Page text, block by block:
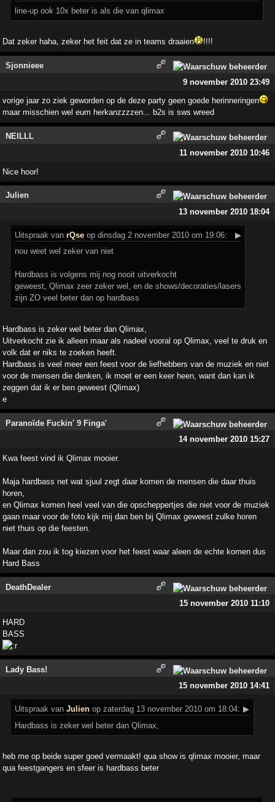
line-up ook 10x beter is als die van qlimax
Dat zeker haha, zeker het feit dat ze in teams draaien !!!!
Sjonnieee
9 november 2010 23:49
vorige jaar zo ziek geworden op de deze party geen goede herinneringen
maar misschien wel eum herkanzzzzen... b2s is sws wreed
NEILLL
11 november 2010 10:46
Nice hoor!
Julien
13 november 2010 18:04
Uitspraak vanrQse op dinsdag 2 november 2010 om 19:06:
▶
nou weet wel zeker van niet
Hardbass is volgens mij nog nooit uitverkocht
geweest, Qlimax zeer zeker wel, en de shows/decoraties/lasers
zijn ZO veel beter dan op hardbass
Hardbass is zeker wel beter dan Qlimax,
Uitverkocht zie ik alleen maar als nadeel vooral op Qlimax, veel te druk en
volk dat er niks te zoeken heeft.
Hardbass is veel meer een feest voor de liefhebbers van de muziek en niet
voor de mensen die denken, ik moet er een keer heen, want dan kan ik
zeggen dat ik er ben geweest (Qlimax)
e
Paranoïde Fuckin' 9 Finga'
14 november 2010 15:27
Kwa feest vind ik Qlimax mooier.
Maja hardbass net wat sjuul zegt daar komen de mensen die daar thuis
horen,
en Qlimax komen heel veel van die opscheppertjes die niet voor de muziek
gaan maar voor de foto kijk mij dan ben bij Qlimax geweest zulke horen
niet thuis op die feesten.
Maar dan zou ik tog kiezen voor het feest waar aleen de echte komen dus
Hard Bass
DeathDealer
15 november 2010 11:10
HARD
BASS
Lady Bass!
15 november 2010 14:41
Uitspraak vanJulien op zaterdag 13 november 2010 om 18:04: ▶
Hardbass is zeker wel beter dan Qlimax,
heb me op beide super goed vermaakt! qua show is qlimax mooier, maar
qua feestgangers en sfeer is hardbass beter